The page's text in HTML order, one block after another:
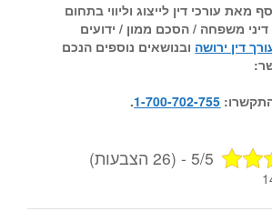
מאת עורכי דין לייצוג וליווי בתחום
דיני משפחה / הסכם ממון / ידועים
דין ירושה ובנושאים נוספים הנכם
1-700-702-755
.
5/5 - (26 הצבעות)